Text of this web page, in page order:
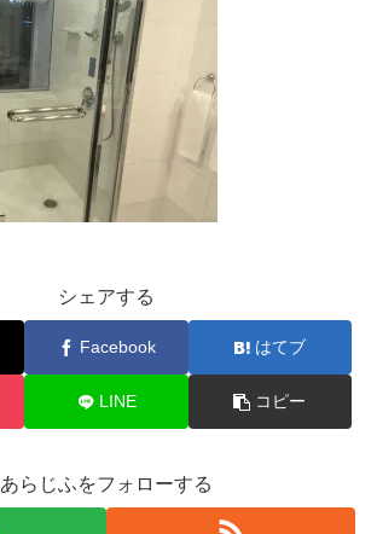
シェアする
Facebook はてブ
LINE コピー
あらじふをフォローする